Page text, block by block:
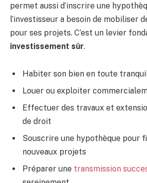
permet aussi d’inscrire une
l’investisseur a besoin de mobiliser
pour ses projets. C’est un levier
investissement sûr.
Habiter son bien en toute
Louer ou exploiter
Effectuer des travaux et
de droit
Souscrire une hypothèque pour
nouveaux projets
Préparer une transmission